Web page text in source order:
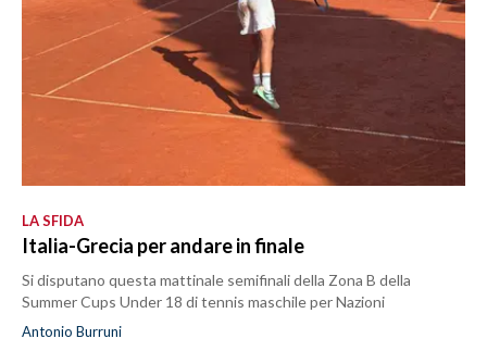
LA SFIDA
Italia-Grecia per andare in finale
Si disputano questa mattinale semifinali della Zona B della
Summer Cups Under 18 di tennis maschile per Nazioni
Antonio Burruni